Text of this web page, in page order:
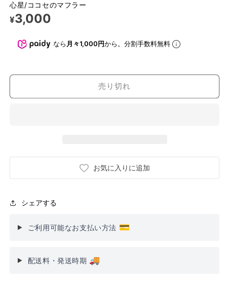
心星/ココセのマフラー
¥3,000
なら月々1,000円から。分割手数料無料
売り切れ
お気に入りに追加
シェアする
ご利用可能なお支払い方法 💳
配送料・発送時期 🚚